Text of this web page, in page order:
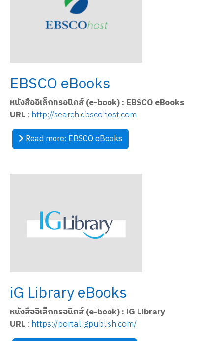
EBSCO eBooks
หนังสืออิเล็กทรอนิกส์ (e-book) : EBSCO eBooks
URL : http://search.ebscohost.com
Read more: EBSCO eBooks
iG Library eBooks
หนังสืออิเล็กทรอนิกส์ (e-book) : iG Library
URL : https://portal.igpublish.com/